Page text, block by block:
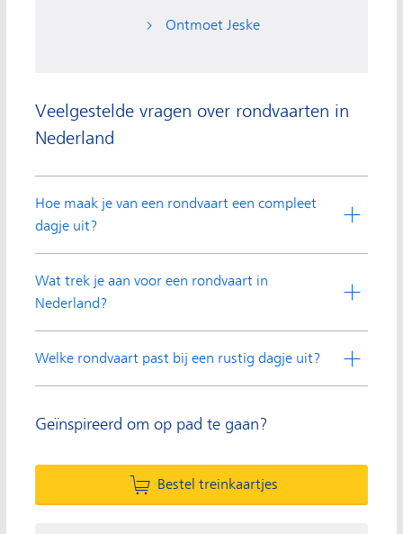
Ontmoet Jeske
Veelgestelde vragen over rondvaarten in
Nederland
Hoe maak je van een rondvaart een compleet
dagje uit?
Wat trek je aan voor een rondvaart in
Nederland?
Welke rondvaart past bij een rustig dagje uit?
Geïnspireerd om op pad te gaan?
Bestel treinkaartjes